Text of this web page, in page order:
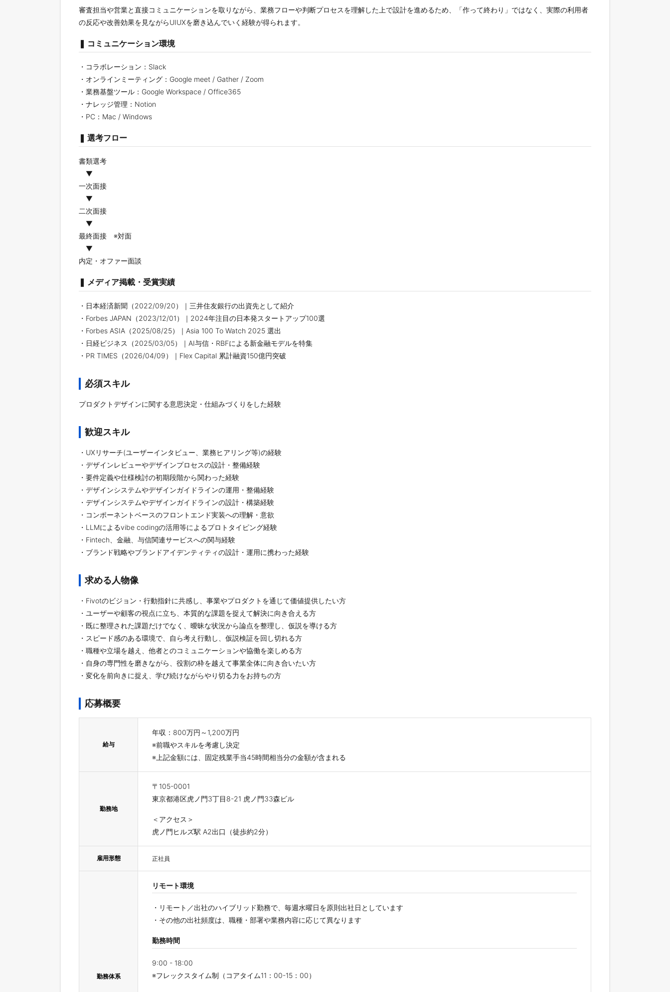
審査担当や営業と直接コミュニケーションを取りながら、業務フローや判断プロセスを理解した上で設計を進めるため、「作って終わり」ではなく、実際の利用者
の反応や改善効果を見ながらUIUXを磨き込んでいく経験が得られます。
❚ コミュニケーション環境
・コラボレーション：Slack
・オンラインミーティング：Google meet / Gather / Zoom
・業務基盤ツール：Google Workspace / Office365
・ナレッジ管理：Notion
・PC：Mac / Windows
❚ 選考フロー
書類選考
▼
一次面接
▼
二次面接
▼
最終面接 ※対面
▼
内定・オファー面談
❚ メディア掲載・受賞実績
・日本経済新聞（2022/09/20）｜三井住友銀行の出資先として紹介
・Forbes JAPAN（2023/12/01）｜2024年注目の日本発スタートアップ100選
・Forbes ASIA（2025/08/25）｜Asia 100 To Watch 2025 選出
・日経ビジネス（2025/03/05）｜AI与信・RBFによる新金融モデルを特集
・PR TIMES（2026/04/09）｜Flex Capital 累計融資150億円突破
必須スキル
プロダクトデザインに関する意思決定・仕組みづくりをした経験
歓迎スキル
・UXリサーチ(ユーザーインタビュー、業務ヒアリング等)の経験
・デザインレビューやデザインプロセスの設計・整備経験
・要件定義や仕様検討の初期段階から関わった経験
・デザインシステムやデザインガイドラインの運用・整備経験
・デザインシステムやデザインガイドラインの設計・構築経験
・コンポーネントベースのフロントエンド実装への理解・意欲
・LLMによるvibe codingの活用等によるプロトタイピング経験
・Fintech、金融、与信関連サービスへの関与経験
・ブランド戦略やブランドアイデンティティの設計・運用に携わった経験
求める人物像
・Fivotのビジョン・行動指針に共感し、事業やプロダクトを通じて価値提供したい方
・ユーザーや顧客の視点に立ち、本質的な課題を捉えて解決に向き合える方
・既に整理された課題だけでなく、曖昧な状況から論点を整理し、仮説を導ける方
・スピード感のある環境で、自ら考え行動し、仮説検証を回し切れる方
・職種や立場を越え、他者とのコミュニケーションや協働を楽しめる方
・自身の専門性を磨きながら、役割の枠を越えて事業全体に向き合いたい方
・変化を前向きに捉え、学び続けながらやり切る力をお持ちの方
応募概要
給与
年収：800万円～1,200万円
※前職やスキルを考慮し決定
※上記金額には、固定残業手当45時間相当分の金額が含まれる
勤務地
〒105-0001
東京都港区虎ノ門3丁目8-21 虎ノ門33森ビル
＜アクセス＞
虎ノ門ヒルズ駅 A2出口（徒歩約2分）
雇用形態 正社員
勤務体系
リモート環境
・リモート／出社のハイブリッド勤務で、毎週水曜日を原則出社日としています
・その他の出社頻度は、職種・部署や業務内容に応じて異なります
勤務時間
9:00 - 18:00
※フレックスタイム制（コアタイム11：00-15：00）